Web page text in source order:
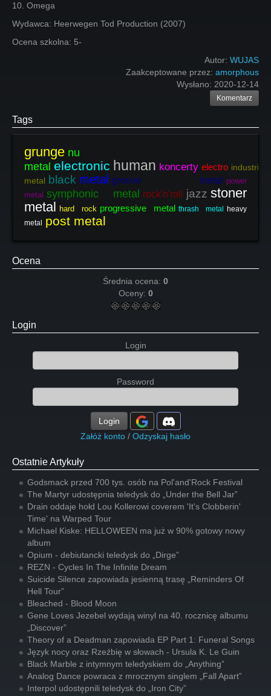
10. Omega
Wydawca: Heerwegen Tod Production (2007)
Ocena szkolna: 5-
Autor: WUJAS
Zaakceptowane przez: amorphous
Wysłano: 2020-12-14
Komentarz
Tags
grunge nu
metal electronic human koncerty electro industrial
metal black metal groove metal
power
metal symphonic metal rock'n'roll jazz stoner
metal hard rock progressive metal thrash metal
heavy
metal
post metal
Ocena
Średnia ocena: 0
Oceny: 0
Login
Login
Password
Login
Załóż konto / Odzyskaj hasło
Ostatnie Artykuły
Godsmack przed 700 tys. osób na Pol'and'Rock Festival
The Martyr udostępnia teledysk do „Under the Bell Jar”
Drain oddaje hołd Lou Kollerowi coverem 'It's Clobberin'
Time' na Warped Tour
Michael Kiske: HELLOWEEN ma już w 90% gotowy nowy
album
Opium - debiutancki teledysk do „Dirge”
REZN - Cycles In The Infinite Dream
Suicide Silence zapowiada jesienną trasę „Reminders Of
Hell Tour”
Bleached - Blood Moon
Gene Loves Jezebel wydają winyl na 40. rocznicę albumu
„Discover”
Theory of a Deadman zapowiada EP Part 1: Funeral Songs
Język nocy oraz Rzeźbię w słowach - Ursula K. Le Guin
Black Marble z intymnym teledyskiem do „Anything”
Analog Dance powraca z mrocznym singlem „Fall Apart”
Interpol udostępnili teledysk do „Iron City”